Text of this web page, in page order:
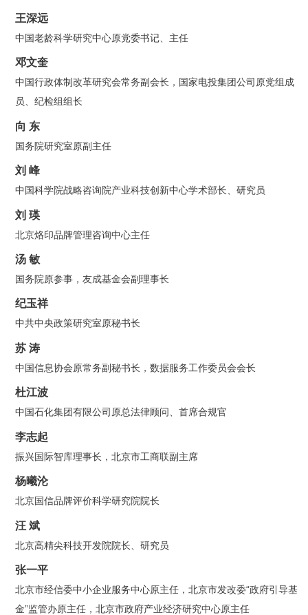
王深远
中国老龄科学研究中心原党委书记、主任
邓文奎
中国行政体制改革研究会常务副会长，国家电投集团公司原党组成
员、纪检组组长
向 东
国务院研究室原副主任
刘 峰
中国科学院战略咨询院产业科技创新中心学术部长、研究员
刘 瑛
北京烙印品牌管理咨询中心主任
汤 敏
国务院原参事，友成基金会副理事长
纪玉祥
中共中央政策研究室原秘书长
苏 涛
中国信息协会原常务副秘书长，数据服务工作委员会会长
杜江波
中国石化集团有限公司原总法律顾问、首席合规官
李志起
振兴国际智库理事长，北京市工商联副主席
杨曦沦
北京国信品牌评价科学研究院院长
汪 斌
北京高精尖科技开发院院长、研究员
张一平
北京市经信委中小企业服务中心原主任，北京市发改委“政府引导基
金”监管办原主任，北京市政府产业经济研究中心原主任